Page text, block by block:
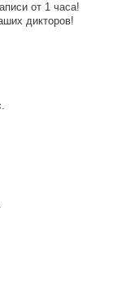
от 1 часа!
дикторов!